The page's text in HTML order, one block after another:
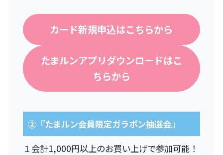
カード新規申込はこちらから
たまルンアプリダウンロードはこ
ちらから
②『たまルン会員限定ガラポン抽選会』
１会計1,000円以上のお買い上げで参加可能！